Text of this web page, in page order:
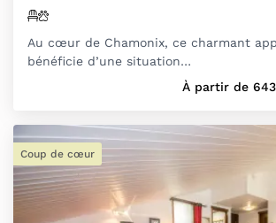
Au cœur de Chamonix, ce charmant
bénéficie d’une situation…
À partir de 643
Coup de cœur